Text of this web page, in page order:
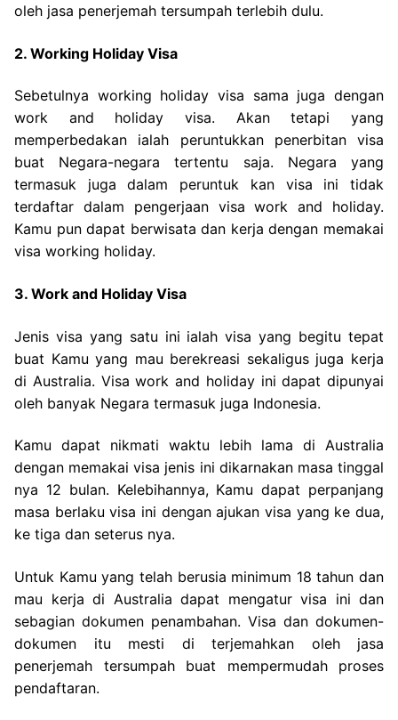
oleh jasa penerjemah tersumpah terlebih dulu.
2. Working Holiday Visa
Sebetulnya working holiday visa sama juga dengan
work and holiday visa. Akan tetapi yang
memperbedakan ialah peruntukkan penerbitan visa
buat Negara-negara tertentu saja. Negara yang
termasuk juga dalam peruntuk kan visa ini tidak
terdaftar dalam pengerjaan visa work and holiday.
Kamu pun dapat berwisata dan kerja dengan memakai
visa working holiday.
3. Work and Holiday Visa
Jenis visa yang satu ini ialah visa yang begitu tepat
buat Kamu yang mau berekreasi sekaligus juga kerja
di Australia. Visa work and holiday ini dapat dipunyai
oleh banyak Negara termasuk juga Indonesia.
Kamu dapat nikmati waktu lebih lama di Australia
dengan memakai visa jenis ini dikarnakan masa tinggal
nya 12 bulan. Kelebihannya, Kamu dapat perpanjang
masa berlaku visa ini dengan ajukan visa yang ke dua,
ke tiga dan seterus nya.
Untuk Kamu yang telah berusia minimum 18 tahun dan
mau kerja di Australia dapat mengatur visa ini dan
sebagian dokumen penambahan. Visa dan dokumen-
dokumen itu mesti di terjemahkan oleh jasa
penerjemah tersumpah buat mempermudah proses
pendaftaran.